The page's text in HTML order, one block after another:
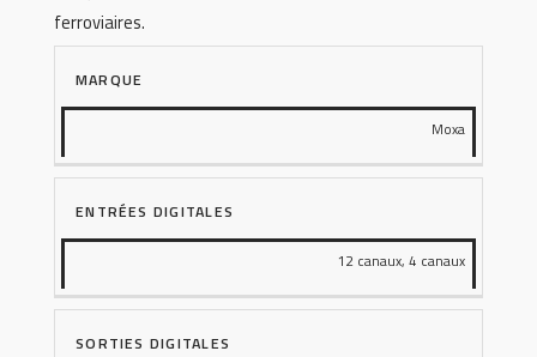
ferroviaires.
MARQUE
Moxa
ENTRÉES DIGITALES
12 canaux, 4 canaux
SORTIES DIGITALES